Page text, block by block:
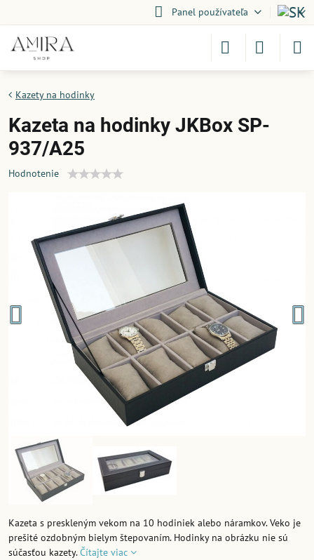
Panel používateľa
Kazety na hodinky
Kazeta na hodinky JKBox SP-
937/A25
Hodnotenie
Kazeta s preskleným vekom na 10 hodiniek alebo náramkov. Veko je
prešité ozdobným bielym štepovaním. Hodinky na obrázku nie sú
súčasťou kazety.Čítajte viac